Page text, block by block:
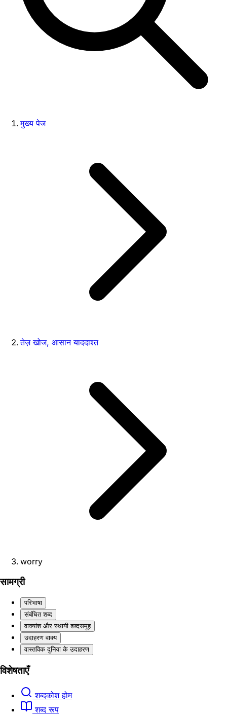
मुख्य पेज
तेज़ खोज, आसान याददाश्त
worry
सामग्री
परिभाषा
संबंधित शब्द
वाक्यांश और स्थायी शब्दसमूह
उदाहरण वाक्य
वास्तविक दुनिया के उदाहरण
विशेषताएँ
शब्दकोश होम
शब्द रूप